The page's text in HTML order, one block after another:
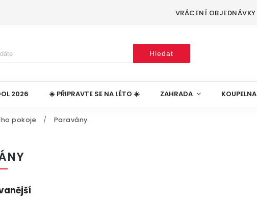
VRÁCENÍ OBJEDNÁVKY
Hledat
2026 ☀️ PŘIPRAVTE SE NA LÉTO ☀️ ZAHRADA KOUPELNA
pokoje / Paravány